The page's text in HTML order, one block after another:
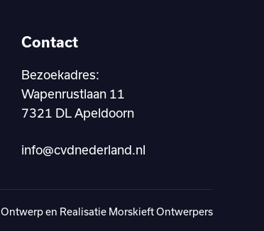
Contact
Bezoekadres:
Wapenrustlaan 11
7321 DL Apeldoorn
info@cvdnederland.nl
Ontwerpen Realisatie Morskieft Ontwerpers